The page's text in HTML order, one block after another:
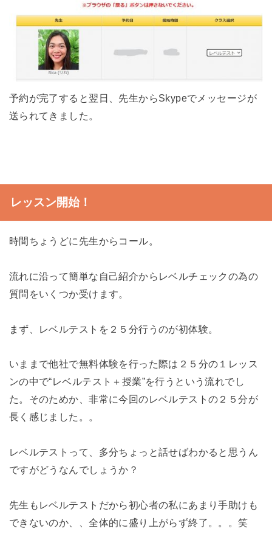
予約が完了すると翌日、先生からSkypeでメッセージが
送られてきました。
レッスン開始！
時間ちょうどに先生からコール。
流れに沿って簡単な自己紹介からレベルチェックの為の
質問をいくつか受けます。
まず、レベルテストを２５分行うのが初体験。
いままで他社で無料体験を行った際は２５分の１レッス
ンの中で“レベルテスト＋授業”を行うという流れでし
た。そのためか、非常に今回のレベルテストの２５分が
長く感じました。。
レベルテストって、多分ちょっと話せばわかると思うん
ですがどうなんでしょうか？
先生もレベルテストだから初心者の私にあまり手助けも
できないのか、、全体的に盛り上がらず終了。。。笑